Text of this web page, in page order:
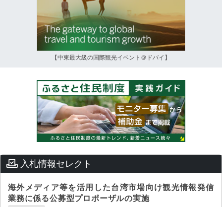
【中東最大級の国際観光イベント＠ドバイ】
入札情報セレクト
海外メディア等を活用した台湾市場向け観光情報発信
業務に係る公募型プロポーザルの実施